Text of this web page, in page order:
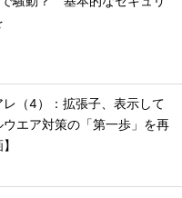
（4）：拡張子、表示して
エア対策の「第一歩」を再